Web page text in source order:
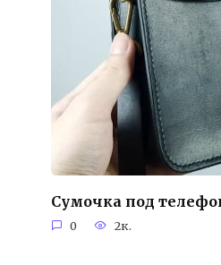
Сумочка под
0 2к.